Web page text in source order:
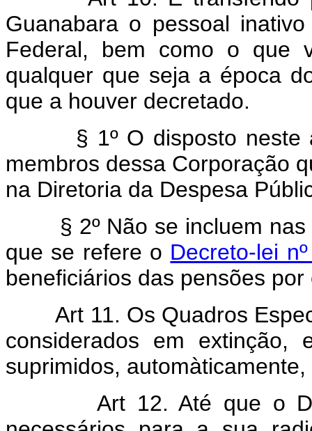
Guanabara o pessoal
Federal, bem como o que
qualquer que seja a época
que a houver decretado.
§ 1º O disposto
membros dessa Corporação
na Diretoria da Despesa
§ 2º Não se incluem nas
que se refere o Decreto-lei
beneficiários das pensões
Art 11. Os Quadros
considerados em extinção,
suprimidos,
Art 12. Até que o